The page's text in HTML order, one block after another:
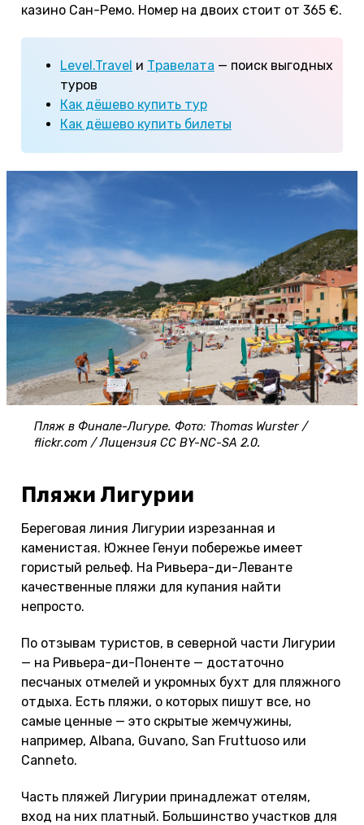
казино Сан-Ремо. Номер на двоих стоит от 365 €.
Level.Travel и Травелата — поиск выгодных
туров
Как дёшево купить тур
Как дёшево купить билеты
Пляж в Финале-Лигуре. Фото: Thomas Wurster /
flickr.com / Лицензия CC BY-NC-SA 2.0.
Пляжи Лигурии
Береговая линия Лигурии изрезанная и
каменистая. Южнее Генуи побережье имеет
гористый рельеф. На Ривьера-ди-Леванте
качественные пляжи для купания найти
непросто.
По отзывам туристов, в северной части Лигурии
— на Ривьера-ди-Поненте — достаточно
песчаных отмелей и укромных бухт для пляжного
отдыха. Есть пляжи, о которых пишут все, но
самые ценные — это скрытые жемчужины,
например, Albana, Guvano, San Fruttuoso или
Canneto.
Часть пляжей Лигурии принадлежат отелям,
вход на них платный. Большинство участков для